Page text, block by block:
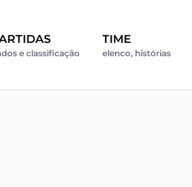
e classificação
TIME
elenco, histórias